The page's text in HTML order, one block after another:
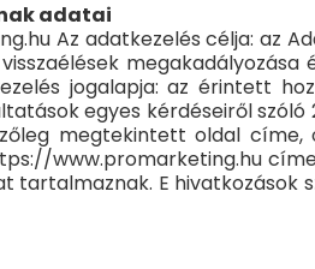
adatai
Az adatkezelés célja: az
jogalapja: az érintett
egyes kérdéseiről szóló
megtekintett oldal címe,
www.promarketing.hu
tartalmaznak. E